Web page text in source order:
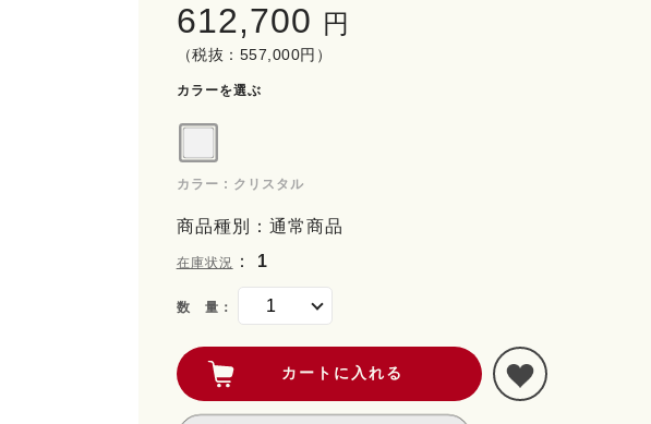
612,700 円
（税抜：557,000円）
カラーを選ぶ
カラー : クリスタル
商品種別：通常商品
在庫状況 ： 1
数 量：